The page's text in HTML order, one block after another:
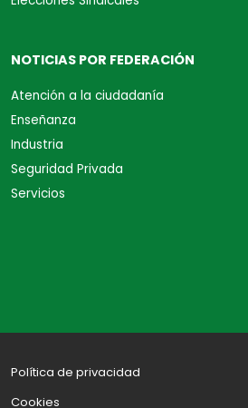
NOTICIAS POR FEDERACIÓN
Atención a la ciudadanía
Enseñanza
Industria
Seguridad Privada
Servicios
Política de privacidad
Cookies